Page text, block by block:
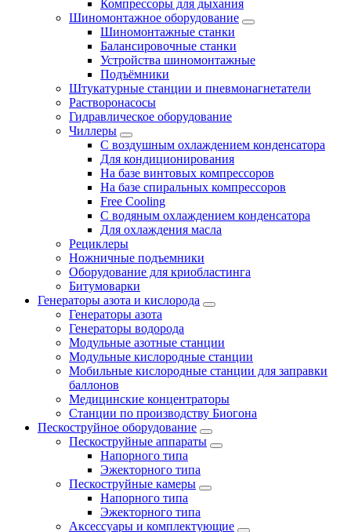
Компрессоры для дыхания
Шиномонтажное оборудование
Шиномонтажные станки
Балансировочные станки
Устройства шиномонтажные
Подъёмники
Штукатурные станции и пневмонагнетатели
Растворонасосы
Гидравлическое оборудование
Чиллеры
С воздушным охлаждением конденсатора
Для кондиционирования
На базе винтовых компрессоров
На базе спиральных компрессоров
Free Cooling
С водяным охлаждением конденсатора
Для охлаждения масла
Рециклеры
Ножничные подъемники
Оборудование для криобластинга
Битумоварки
Генераторы азота и кислорода
Генераторы азота
Генераторы водорода
Модульные азотные станции
Модульные кислородные станции
Мобильные кислородные станции для заправки
баллонов
Медицинские концентраторы
Станции по производству Биогона
Пескоструйное оборудование
Пескоструйные аппараты
Напорного типа
Эжекторного типа
Пескоструйные камеры
Напорного типа
Эжекторного типа
Аксессуары и комплектующие